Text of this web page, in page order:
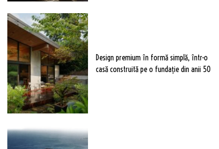
Design premium în formă simplă, într-o
casă construită pe o fundație din anii 50